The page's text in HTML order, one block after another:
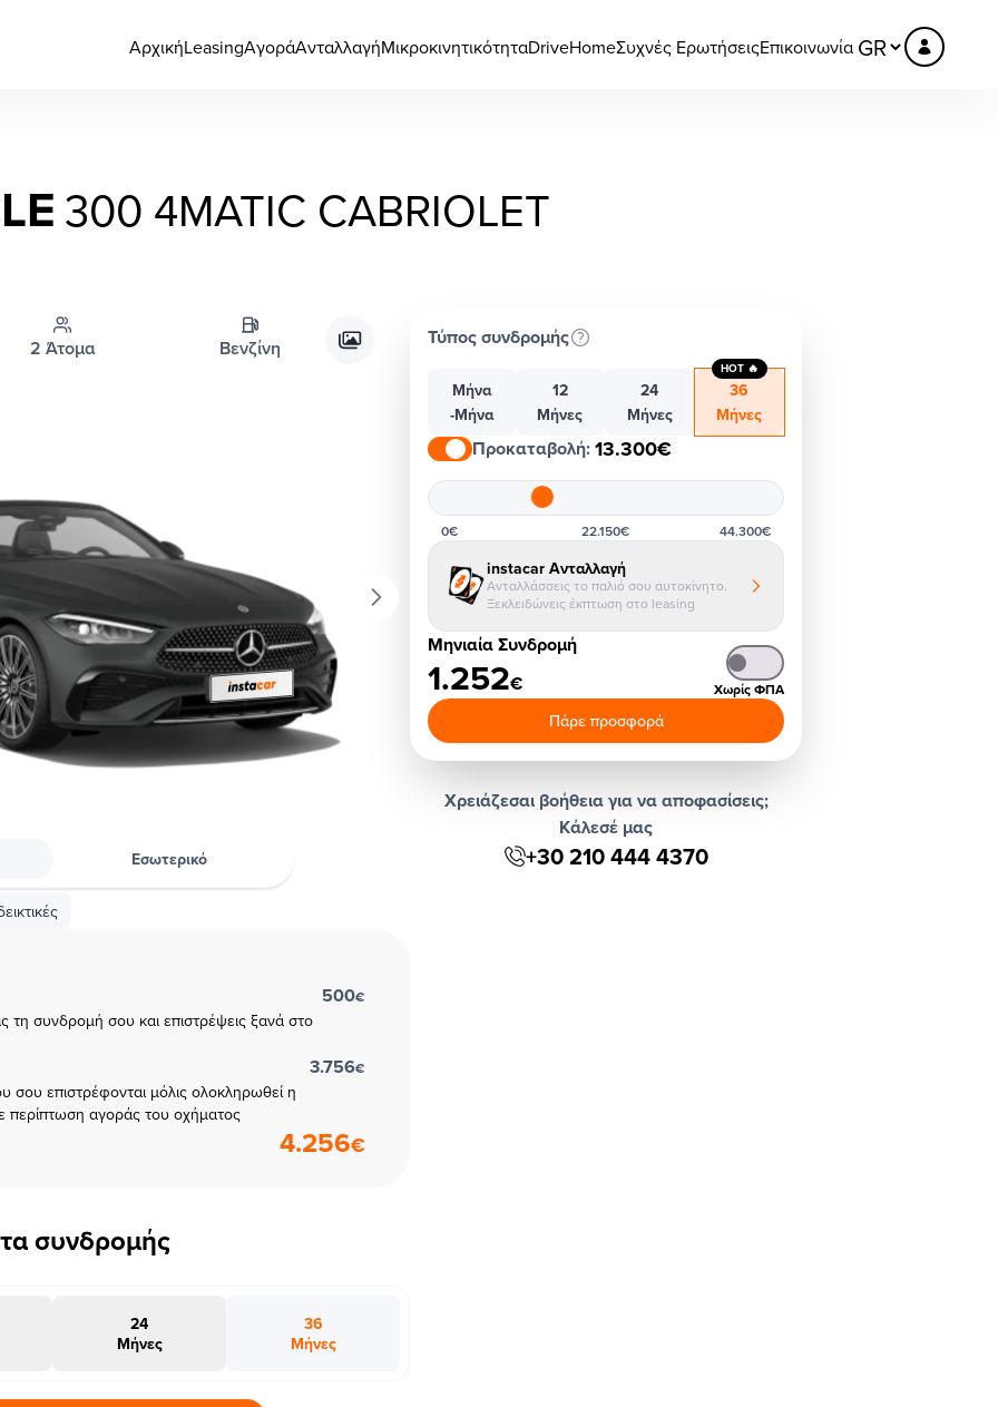
ΑρχικήLeasingΑγοράΑνταλλαγήΜικροκινητικότηταDriveHomeΣυχνές ΕρωτήσειςΕπικοινωνία
300 4MATIC CABRIOLET
2 Άτομα Βενζίνη
Εσωτερικό
τη συνδρομή σου και επιστρέψεις ξανά στο
500€
επιστρέφονται μόλις ολοκληρωθεί η
περίπτωση αγοράς του οχήματος
3.756€
4.256€
συνδρομής
24
Μήνες
36
Μήνες
Τύπος συνδρομής
Μήνα
-Μήνα
12
Μήνες
24
Μήνες
36
Μήνες
HOT 🔥
Προκαταβολή:13.300€
0€ 22.150€ 44.300€
instacar Ανταλλαγή
Ανταλλάσσεις το παλιό σου αυτοκίνητο.
Ξεκλειδώνεις έκπτωση στο leasing
Μηνιαία Συνδρομή
1.252€ Χωρίς ΦΠΑ
Πάρε προσφορά
Χρειάζεσαι βοήθεια για να αποφασίσεις;
Κάλεσέ μας
+30 210 444 4370